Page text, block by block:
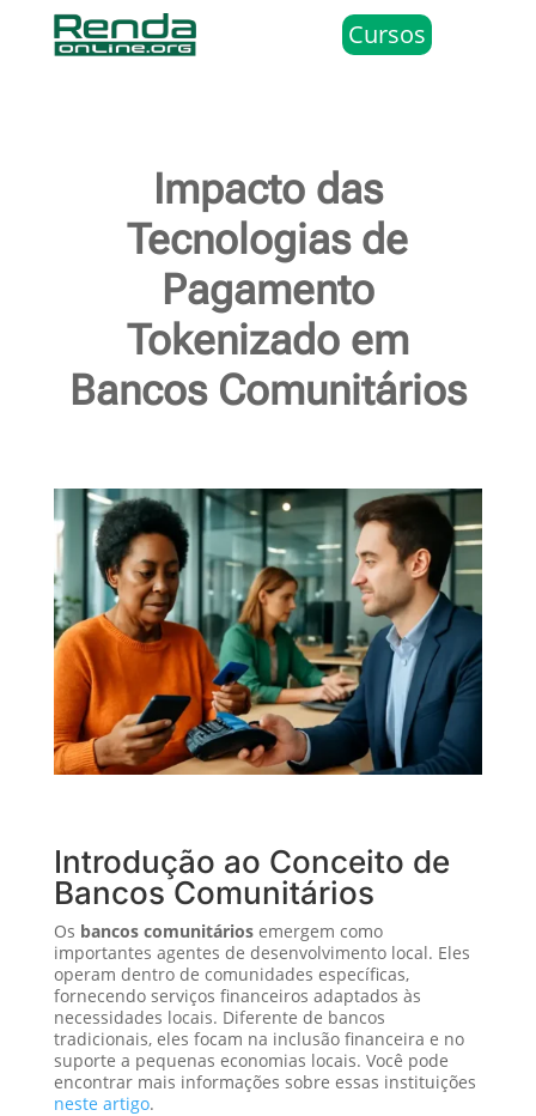
Cursos
Impacto das
Tecnologias de
Pagamento
Tokenizado em
Bancos Comunitários
Introdução ao Conceito de
Bancos Comunitários
Os bancos comunitáriosemergem como
importantes agentes de desenvolvimento local. Eles
operam dentro de comunidades específicas,
fornecendo serviços financeiros adaptados às
necessidades locais. Diferente de bancos
tradicionais, eles focam na inclusão financeira e no
suporte a pequenas economias locais. Você pode
encontrar mais informações sobre essas instituições
neste artigo.